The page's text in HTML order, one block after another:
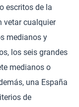
escritos de la
vetar cualquier
medianos y
los seis grandes
medianos o
una España
de